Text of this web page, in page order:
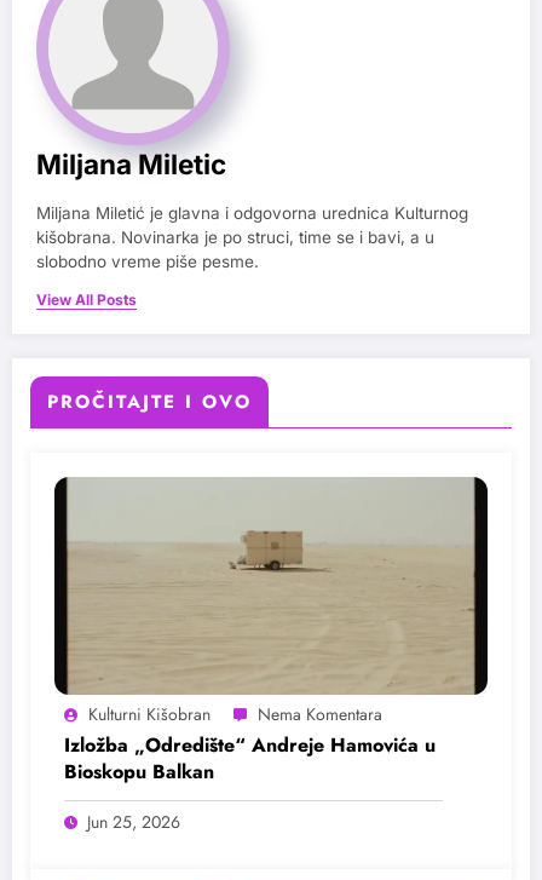
Miljana Miletic
Miljana Miletić je glavna i odgovorna urednica Kulturnog
kišobrana. Novinarka je po struci, time se i bavi, a u
slobodno vreme piše pesme.
View All Posts
PROČITAJTE I OVO
Kulturni Kišobran
Izložba „Odredište“ Andreje Hamovića u
Bioskopu Balkan
Jun 25, 2026